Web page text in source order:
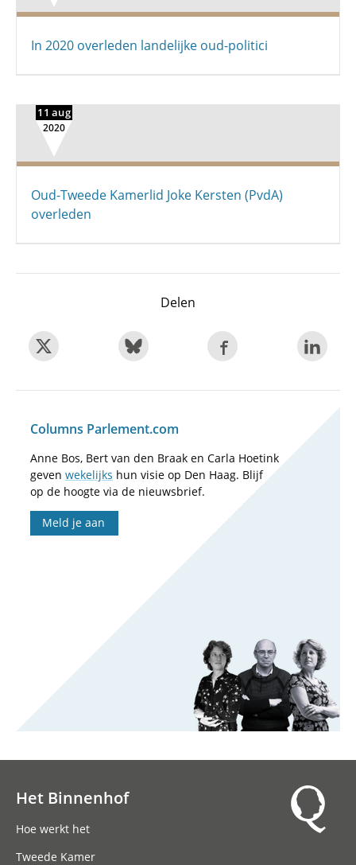
In 2020 overleden landelijke oud-politici
11 aug
2020
Oud-Tweede Kamerlid Joke Kersten (PvdA)
overleden
Delen
Columns Parlement.com
Anne Bos, Bert van den Braak en Carla Hoetink
geven wekelijks hun visie op Den Haag. Blijf
op de hoogte via de nieuwsbrief.
Meld je aan
Het Binnenhof
Hoe werkt het
Tweede Kamer